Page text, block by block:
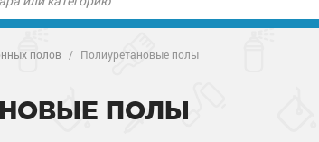
полов / Полиуретановые полы
ПОЛЫ